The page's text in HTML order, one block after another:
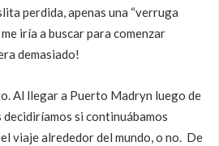
perdida, apenas una “verruga
iría a buscar para comenzar
demasiado!
Al llegar a Puerto Madryn luego de
si continuábamos
viaje alrededor del mundo, o no. De